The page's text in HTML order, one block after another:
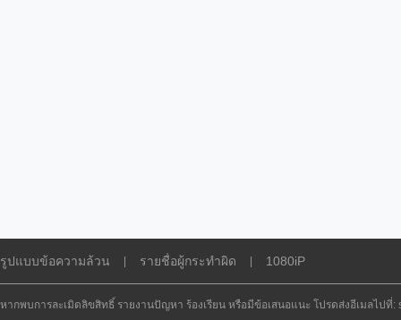
รูปแบบข้อความล้วน รายชื่อผู้กระทำผิด 1080iP
หากพบการละเมิดลิขสิทธิ์ รายงานปัญหา ร้องเรียน หรือมีข้อเสนอแนะ โปรดส่งอีเมลไปที่: